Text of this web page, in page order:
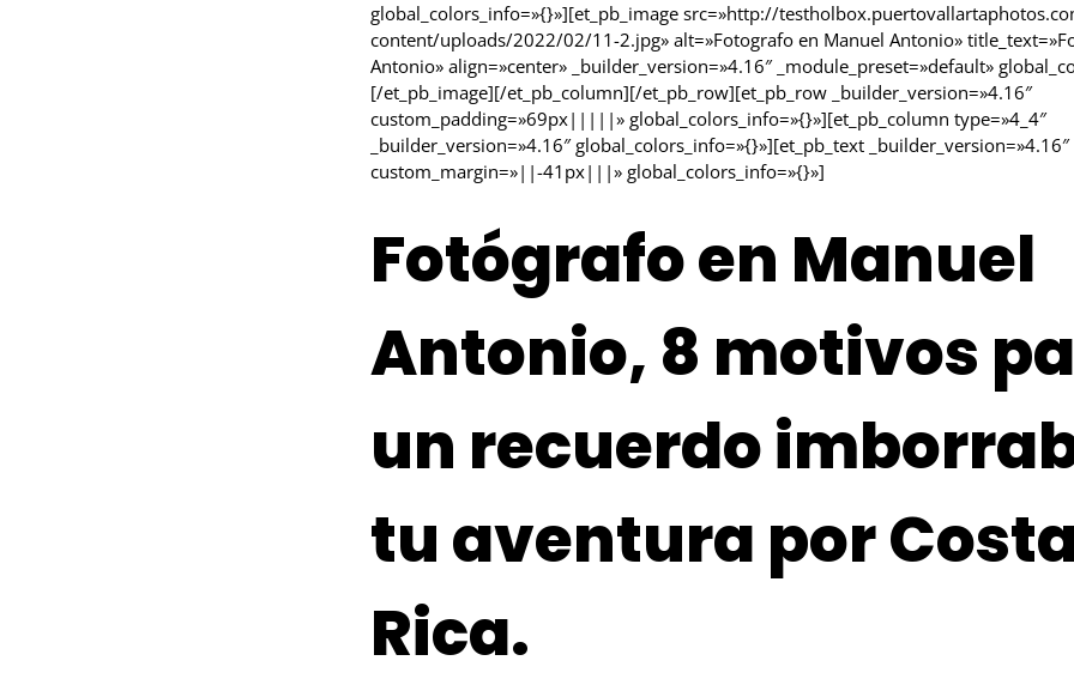
global_colors_info=»{}»][et_pb_image src=»http://
content/uploads/2022/02/11-2.jpg» alt=»Fotografo en Manuel Antonio»
Antonio» align=»center» _builder_version=»4.16″ _module_preset=»default»
[/et_pb_image][/et_pb_column][/et_pb_row][et_pb_row _builder_version=»4.16″
custom_padding=»69px|||||» global_colors_info=»{}»][et_pb_column type=»4_4″
_builder_version=»4.16″ global_colors_info=»{}»][et_pb_text _builder_version=»4.16″
custom_margin=»||-41px|||» global_colors_info=»{}»]
Fotógrafo en Manuel
Antonio, 8 motivos
un recuerdo
tu aventura por
Rica.